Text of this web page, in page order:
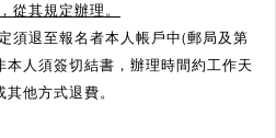
從其規定辦理。
須退至報名者本人帳戶中(郵局及第
人須簽切結書，辦理時間約工作天
他方式退費。